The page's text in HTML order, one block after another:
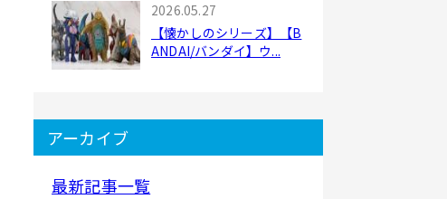
2026.05.27
【懐かしのシリーズ】【B
ANDAI/バンダイ】ウ...
アーカイブ
最新記事一覧